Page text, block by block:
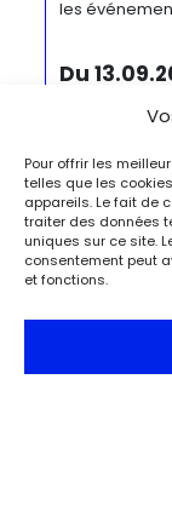
Pour offrir les
telles que les
appareils. Le fait de
traiter des données
uniques sur ce site.
consentement peut
et fonctions.
les
Du
Georgia
novatrice qui
réalisées
moderne,
des
œuvres
l’artiste a
Du
Bizarre !
plus fou
Depuis la
question